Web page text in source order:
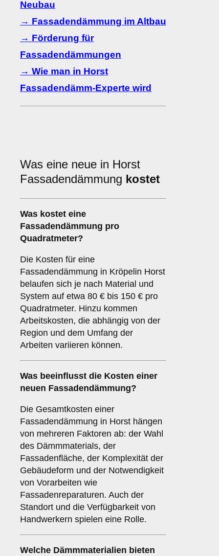
Neubau
→ Fassadendämmung im Altbau
→ Förderung für
Fassadendämmungen
→ Wie man in Horst
Fassadendämm-Experte wird
Was eine neue in Horst
Fassadendämmung kostet
Was kostet eine
Fassadendämmung pro
Quadratmeter?
Die Kosten für eine
Fassadendämmung in Kröpelin Horst
belaufen sich je nach Material und
System auf etwa 80 € bis 150 € pro
Quadratmeter. Hinzu kommen
Arbeitskosten, die abhängig von der
Region und dem Umfang der
Arbeiten variieren können.
Was beeinflusst die Kosten einer
neuen Fassadendämmung?
Die Gesamtkosten einer
Fassadendämmung in Horst hängen
von mehreren Faktoren ab: der Wahl
des Dämmmaterials, der
Fassadenfläche, der Komplexität der
Gebäudeform und der Notwendigkeit
von Vorarbeiten wie
Fassadenreparaturen. Auch der
Standort und die Verfügbarkeit von
Handwerkern spielen eine Rolle.
Welche Dämmmaterialien bieten